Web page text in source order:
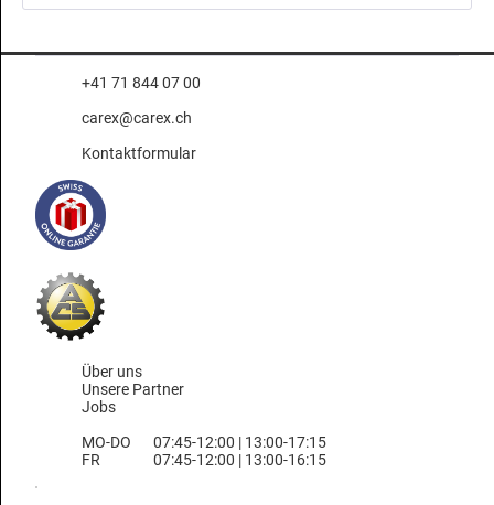
+41 71 844 07 00
carex@carex.ch
Kontaktformular
Über uns
Unsere Partner
Jobs
MO-DO
FR
07:45-12:00 | 13:00-17:15
07:45-12:00 | 13:00-16:15